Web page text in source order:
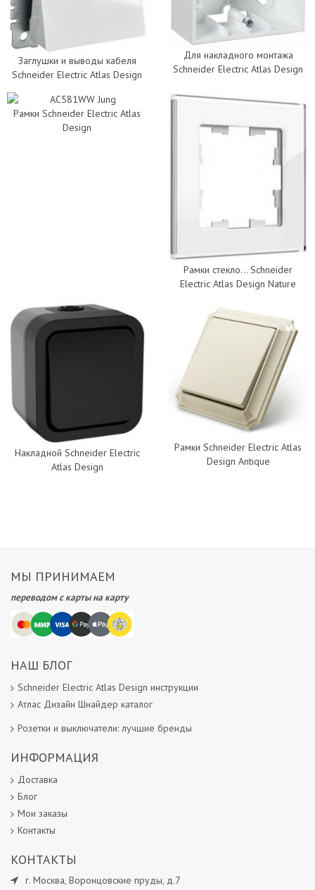
Заглушки и выводы кабеля
Schneider Electric Atlas Design
Для накладного монтажа
Schneider Electric Atlas Design
Рамки Schneider Electric Atlas
Design
Рамки стекло... Schneider
Electric Atlas Design Nature
Накладной Schneider Electric
Atlas Design
Рамки Schneider Electric Atlas
Design Antique
МЫ ПРИНИМАЕМ
переводом с карты на карту
НАШ БЛОГ
Schneider Electric Atlas Design инструкции
Атлас Дизайн Шнайдер каталог
Розетки и выключатели: лучшие бренды
ИНФОРМАЦИЯ
Доставка
Блог
Мои заказы
Контакты
КОНТАКТЫ
г. Москва, Воронцовские пруды, д.7